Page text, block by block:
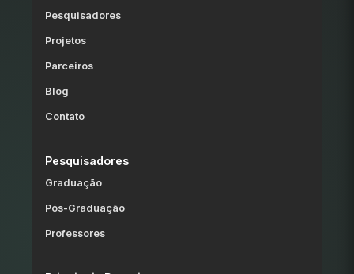
Pesquisadores
Projetos
Parceiros
Blog
Contato
Pesquisadores
Graduação
Pós-Graduação
Professores